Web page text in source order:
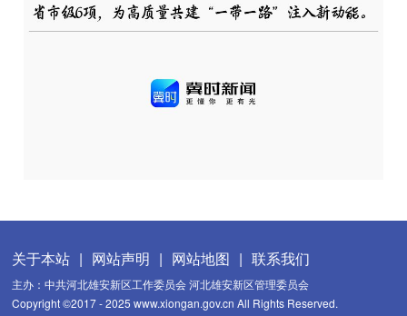
关于本站 | 网站声明 | 网站地图 | 联系我们
主办：中共河北雄安新区工作委员会 河北雄安新区管理委员会
Copyright ©2017 - 2025 www.xiongan.gov.cn All Rights Reserved.